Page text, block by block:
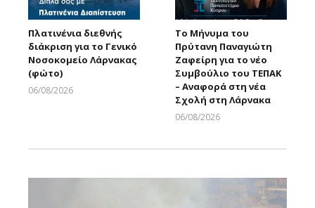
Πλατινένια διεθνής
διάκριση για το Γενικό
Νοσοκομείο Λάρνακας
(φώτο)
06/08/2026
Το Μήνυμα του
Πρύτανη Παναγιώτη
Ζαφείρη για το νέο
Συμβούλιο του ΤΕΠΑΚ
– Αναφορά στη νέα
Σχολή στη Λάρνακα
06/08/2026